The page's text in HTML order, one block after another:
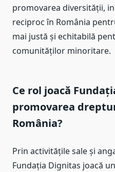
promovarea diversității,
reciproc în România
mai justă și echitabilă
comunităților minoritare.
Ce rol joacă
promovarea
România?
Prin activitățile sale și
Fundația Dignitas joacă